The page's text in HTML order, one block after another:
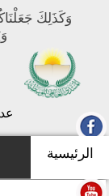
وَكَذَلِكَ
الرئيسية